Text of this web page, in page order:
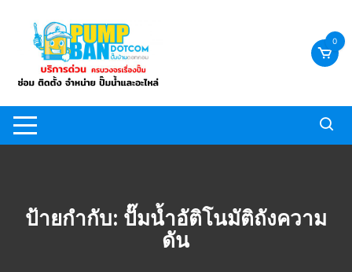
content
0
ป้ายกำกับ: ปั๊มน้ำอัติโนมัติถังความ
ดัน